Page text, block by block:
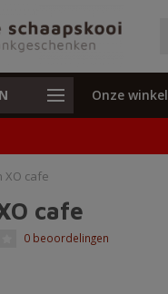
Onze winkel
en specials
XO cafe
cafe
0 beoordelingen